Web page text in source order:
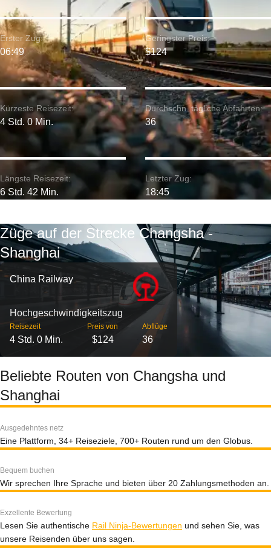
Kürzeste Reisezeit:
4 Std. 0 Min.
Erster Zug:
06:49
Längste Reisezeit:
6 Std. 42 Min.
Geringster Preis:
$124
Durchschn. tägliche Abfahrten:
36
Letzter Zug:
18:45
Züge auf der Strecke Changsha -
Shanghai
China Railway
Hochgeschwindigkeitszug
Reisezeit
4 Std. 0 Min.
Preis von
$124
Abflüge
36
Beliebte Routen von Changsha und
Shanghai
Ausgedehntes netz
Eine Plattform, 34+ Reiseziele, 700+ Routen rund um den Globus.
Bequem buchen
Wir sprechen Ihre Sprache und bieten über 20 Zahlungsmethoden an.
Exzellente Bewertung
Lesen Sie authentische Rail Ninja-Bewertungen und sehen Sie, was
unsere Reisenden über uns sagen.